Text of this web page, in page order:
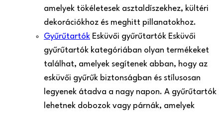
amelyek tökéletesek asztaldíszekhez, kültéri
dekorációkhoz és meghitt pillanatokhoz.
Gyűrűtartók Esküvői gyűrűtartók Esküvői
gyűrűtartók kategóriában olyan termékeket
találhat, amelyek segítenek abban, hogy az
esküvői gyűrűk biztonságban és stílusosan
legyenek átadva a nagy napon. A gyűrűtartók
lehetnek dobozok vagy párnák, amelyek